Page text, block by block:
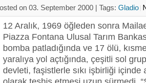
on 03. September 2000 | Tags: Gladio
12 Aralık, 1969 öğleden sonra
Piazza Fontana Ulusal Tarım
bomba patladığında ve 17 ölü,
yaralıya yol açtığında, çeşitli sol
devleti, faşistlerle sıkı işbirliği içinde